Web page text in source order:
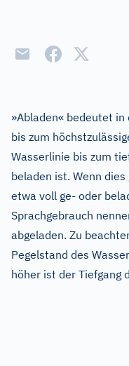
»Abladen« bedeutet
bis zum
Wasserlinie bis zum
beladen ist. Wenn
etwa voll ge- oder
Sprachgebrauch
abgeladen. Zu
Pegelstand des
höher ist der Tiefgang